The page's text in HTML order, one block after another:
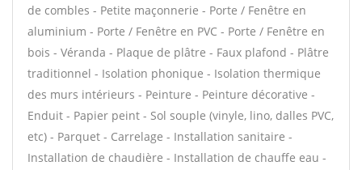
de combles - Petite maçonnerie - Porte / Fenêtre en
aluminium - Porte / Fenêtre en PVC - Porte / Fenêtre en
bois - Véranda - Plaque de plâtre - Faux plafond - Plâtre
traditionnel - Isolation phonique - Isolation thermique
des murs intérieurs - Peinture - Peinture décorative -
Enduit - Papier peint - Sol souple (vinyle, lino, dalles PVC,
etc) - Parquet - Carrelage - Installation sanitaire -
Installation de chaudière - Installation de chauffe eau -